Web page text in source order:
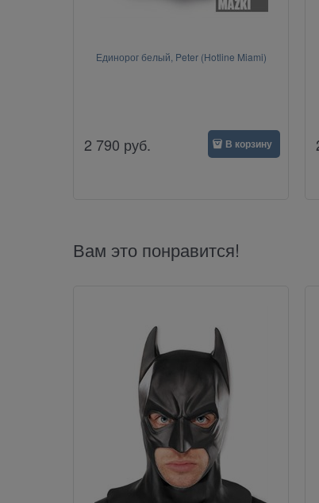
Единорог белый, Peter (Hotline Miami)
2 790 руб. В корзину
Вам это понравится!